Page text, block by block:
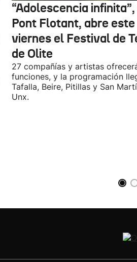
“Adolescencia
Pont Flotant, abre este
viernes el Festival de
de Olite
27 compañías y artistas
funciones, y la programación
Tafalla, Beire, Pitillas y San
Unx.